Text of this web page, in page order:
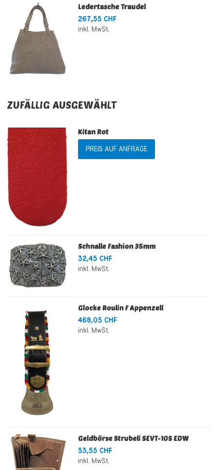
Ledertasche Traudel
267,55 CHF
inkl. MwSt.
ZUFÄLLIG AUSGEWÄHLT
Kitan Rot
PREIS AUF ANFRAGE
Schnalle Fashion 35mm
32,45 CHF
inkl. MwSt.
Glocke Roulin F Appenzell
468,05 CHF
inkl. MwSt.
Geldbörse Strubeli SEVT-10S EDW
53,55 CHF
inkl. MwSt.